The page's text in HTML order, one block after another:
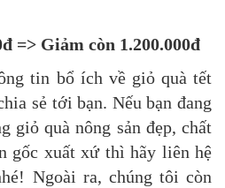
=> Giảm còn 1.200.000đ
tin bổ ích về giỏ quà tết
sẻ tới bạn. Nếu bạn đang
giỏ quà nông sản đẹp, chất
gốc xuất xứ thì hãy liên hệ
Ngoài ra, chúng tôi còn